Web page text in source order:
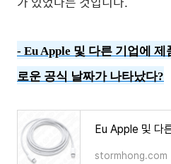
- Eu Apple 및 다른 기업에 제
로운 공식 날짜가 나타났다?
stormhong.com